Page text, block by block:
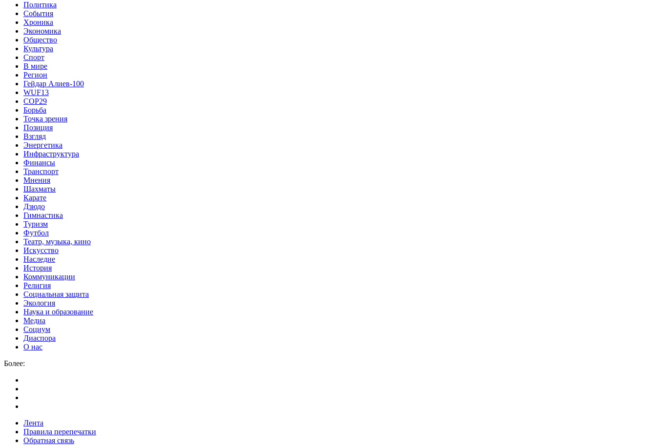
Политика
События
Хроника
Экономика
Общество
Культура
Спорт
В мире
Регион
Гейдар Алиев-100
WUF13
COP29
Борьба
Точка зрения
Позиция
Взгляд
Энергетика
Инфраструктура
Финансы
Транспорт
Мнения
Шахматы
Карате
Дзюдо
Гимнастика
Туризм
Футбол
Театр, музыка, кино
Искусство
Наследие
История
Коммуникации
Религия
Социальная защита
Экология
Наука и образование
Медиа
Социум
Диаспора
О нас
Более:
Лента
Правила перепечатки
Обратная связь